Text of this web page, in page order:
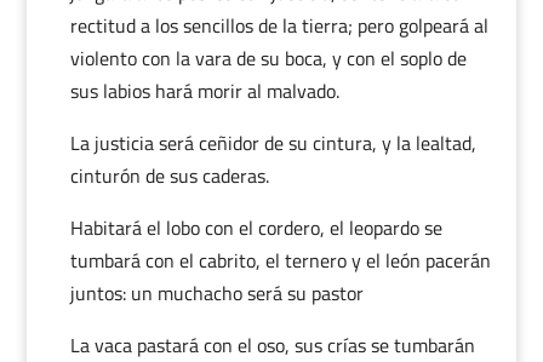
rectitud a los sencillos de la tierra; pero golpeará al
violento con la vara de su boca, y con el soplo de
sus labios hará morir al malvado.
La justicia será ceñidor de su cintura, y la lealtad,
cinturón de sus caderas.
Habitará el lobo con el cordero, el leopardo se
tumbará con el cabrito, el ternero y el león pacerán
juntos: un muchacho será su pastor
La vaca pastará con el oso, sus crías se tumbarán